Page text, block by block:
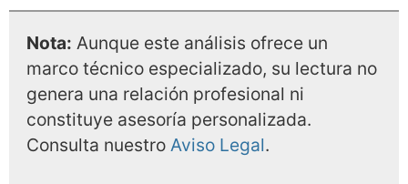
Nota: Aunque este análisis ofrece un
marco técnico especializado, su lectura no
genera una relación profesional ni
constituye asesoría personalizada.
Consulta nuestroAviso Legal.